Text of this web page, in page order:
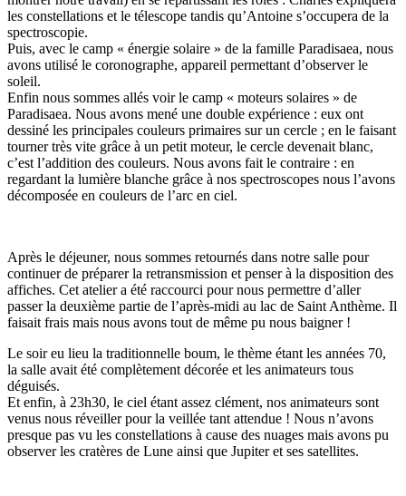
les constellations et le télescope tandis qu’Antoine s’occupera de la
spectroscopie.
Puis, avec le camp « énergie solaire » de la famille Paradisaea, nous
avons utilisé le coronographe, appareil permettant d’observer le
soleil.
Enfin nous sommes allés voir le camp « moteurs solaires » de
Paradisaea. Nous avons mené une double expérience : eux ont
dessiné les principales couleurs primaires sur un cercle ; en le faisant
tourner très vite grâce à un petit moteur, le cercle devenait blanc,
c’est l’addition des couleurs. Nous avons fait le contraire : en
regardant la lumière blanche grâce à nos spectroscopes nous l’avons
décomposée en couleurs de l’arc en ciel.
Après le déjeuner, nous sommes retournés dans notre salle pour
continuer de préparer la retransmission et penser à la disposition des
affiches. Cet atelier a été raccourci pour nous permettre d’aller
passer la deuxième partie de l’après-midi au lac de Saint Anthème. Il
faisait frais mais nous avons tout de même pu nous baigner !
Le soir eu lieu la traditionnelle boum, le thème étant les années 70,
la salle avait été complètement décorée et les animateurs tous
déguisés.
Et enfin, à 23h30, le ciel étant assez clément, nos animateurs sont
venus nous réveiller pour la veillée tant attendue ! Nous n’avons
presque pas vu les constellations à cause des nuages mais avons pu
observer les cratères de Lune ainsi que Jupiter et ses satellites.